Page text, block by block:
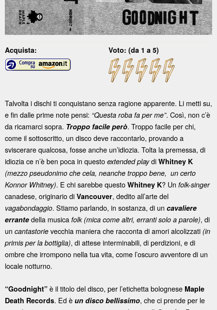
Acquista: Voto: (da 1 a 5)
Talvolta i dischi ti conquistano senza ragione apparente. Li metti su,
e fin dalle prime note pensi: “Questa roba fa per me”. Così, non c’è
da ricamarci sopra. Troppo facile però. Troppo facile per chi,
come il sottoscritto, un disco deve raccontarlo, provando a
sviscerare qualcosa, fosse anche un’idiozia. Tolta la premessa, di
idiozia ce n’è ben poca in questo extended playdi Whitney K
(mezzo pseudonimo che cela, neanche troppo bene, un certo
Konnor Whitney). E chi sarebbe questo Whitney K? Un folk-singer
canadese, originario di Vancouver, dedito all’arte del
vagabondaggio. Stiamo parlando, in sostanza, di un cavaliere
errante della musica folk (mica come altri, erranti solo a parole), di
un cantastorie vecchia maniera che racconta di amori alcolizzati (in
primis per la bottiglia), di attese interminabili, di perdizioni, e di
ombre che irrompono nella tua vita, come l’oscuro avventore di un
locale notturno.
“Goodnight” è il titolo del disco, per l’etichetta bolognese Maple
Death Records. Ed è un disco bellissimo, che ci prende per le